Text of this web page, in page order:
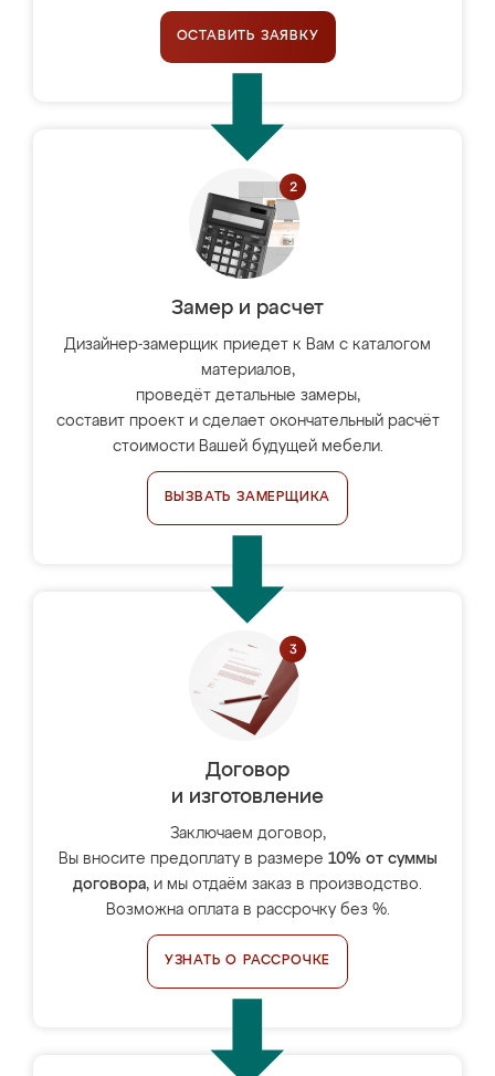
ОСТАВИТЬ ЗАЯВКУ
Замер и расчет
Дизайнер-замерщик приедет к Вам с каталогом
материалов,
проведёт детальные замеры,
составит проект и сделает окончательный расчёт
стоимости Вашей будущей мебели.
ВЫЗВАТЬ ЗАМЕРЩИКА
Договор
и изготовление
Заключаем договор,
Вы вносите предоплату в размере 10% от суммы
договора, и мы отдаём заказ в производство.
Возможна оплата в рассрочку без %.
УЗНАТЬ О РАССРОЧКЕ